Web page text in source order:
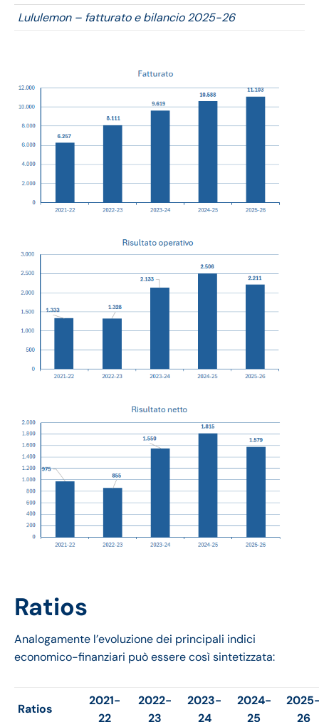
Lululemon – fatturato e bilancio 2025-26
Ratios
Analogamente l’evoluzione dei principali indici
economico-finanziari può essere così sintetizzata:
Ratios
2021-
22
2022-
23
2023-
24
2024-
25
26